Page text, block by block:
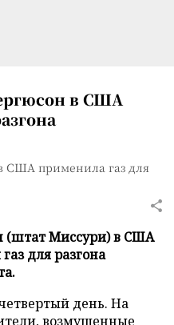
в США
США применила газ для
(штат Миссури) в США
для разгона
день. На
возмущенные